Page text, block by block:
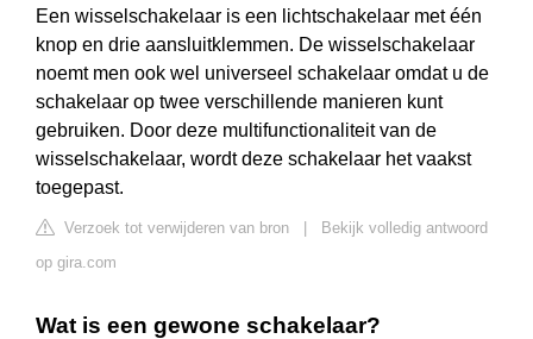
Een wisselschakelaar is een lichtschakelaar met één
knop en drie aansluitklemmen. De wisselschakelaar
noemt men ook wel universeel schakelaar omdat u de
schakelaar op twee verschillende manieren kunt
gebruiken. Door deze multifunctionaliteit van de
wisselschakelaar, wordt deze schakelaar het vaakst
toegepast.
Verzoek tot verwijderen van bron
Bekijk volledig antwoord
op gira.com
Wat is een gewone schakelaar?